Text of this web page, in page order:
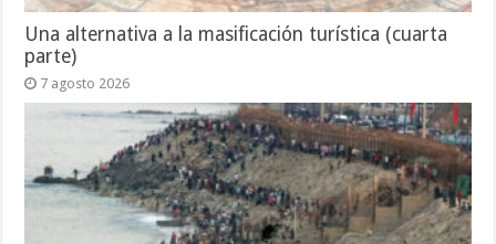
Una alternativa a la masificación turística (cuarta
parte)
7 agosto 2026